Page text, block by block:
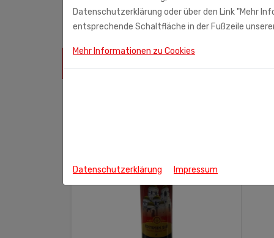
Datenschutzerklärung oder über den Link "Mehr
entsprechende Schaltfläche in der Fußzeile
Mehr Informationen zu Cookies
Datenschutzerklärung Impressum